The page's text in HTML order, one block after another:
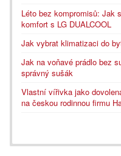
Léto bez kompromisů: Jak
komfort s LG DUALCOOL
Jak vybrat klimatizaci do
Jak na voňavé prádlo bez
správný sušák
Vlastní vířivka jako
na českou rodinnou firmu